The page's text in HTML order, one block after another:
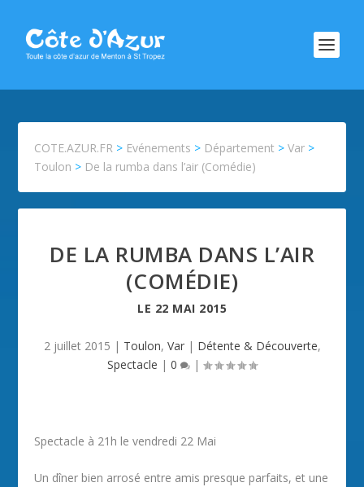
COTE.AZUR.FR > Evénements > Département >Var >
Toulon > De la rumba dans l’air (Comédie)
DE LA RUMBA DANS L’AIR
(COMÉDIE)
LE 22 MAI 2015
2 juillet 2015 | Toulon, Var| Détente & Découverte,
Spectacle | 0 |
Spectacle à 21h le vendredi 22 Mai
Un dîner bien arrosé entre amis presque parfaits, et une